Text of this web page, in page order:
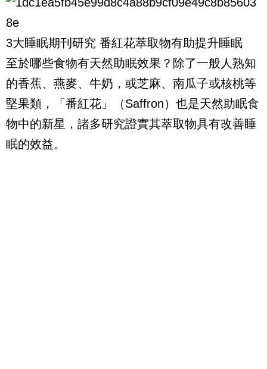
3大睡眠期刊研究 番紅花萃取物有助提升睡眠
至於哪些食物有天然助眠效果？除了一般人熟知
的香蕉、燕麥、牛奶，或芝麻、南瓜子或核桃等
堅果類，「番紅花」（Saffron）也是天然助眠食
物中的新星，諸多研究證實其萃取物具有改善睡
眠的效益。